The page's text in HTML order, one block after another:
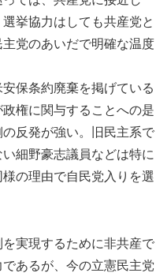
挙協力はしても共産党と
党のあいだで明確な温度
保条約廃棄を掲げている
権に関与することへの是
反発が強い。旧民主系で
細野豪志議員などは特に
の理由で自民党入りを選
実現するために非共産で
あるが、今の立憲民主党